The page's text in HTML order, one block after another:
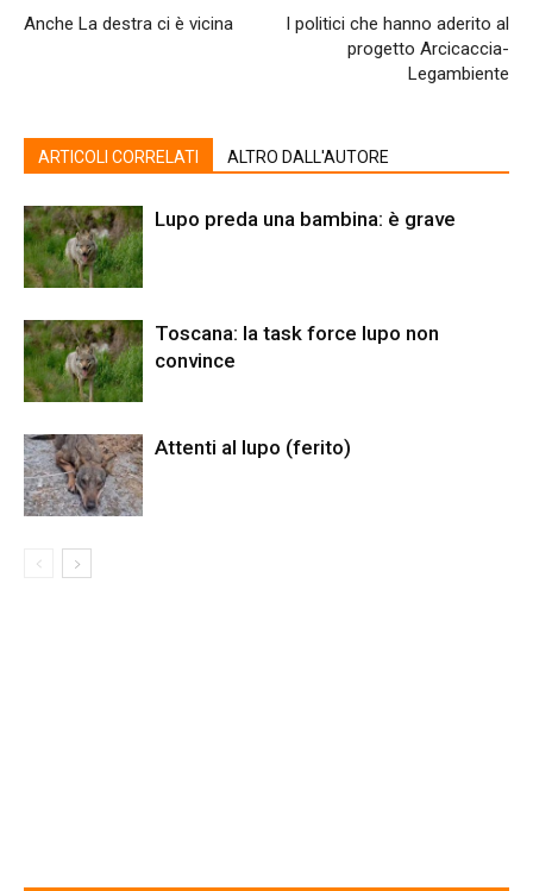
Anche La destra ci è vicina
I politici che hanno aderito al
progetto Arcicaccia-
Legambiente
ARTICOLI CORRELATI ALTRO DALL'AUTORE
Lupo preda una bambina: è grave
Toscana: la task force lupo non
convince
Attenti al lupo (ferito)